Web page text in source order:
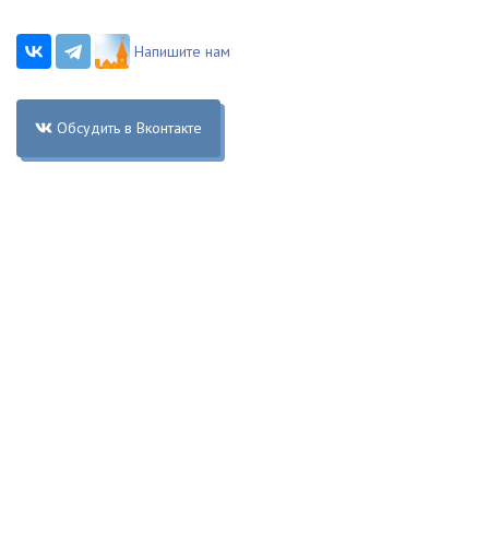
Напишите нам
Обсудить в Вконтакте